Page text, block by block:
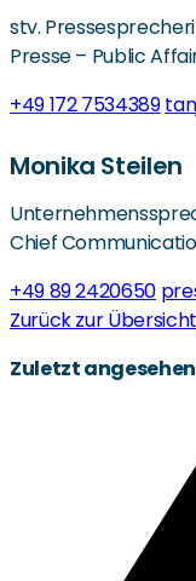
stv.
Presse – Public
+49 172 7534389
Monika Steilen
Chief
+49 89 2420650
Zurück zur Übersicht
Zuletzt angesehen